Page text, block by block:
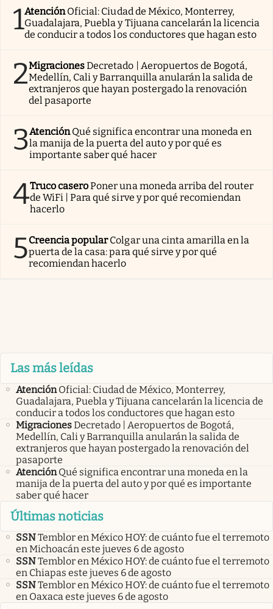
1AtenciónOficial: Ciudad de México, Monterrey,
Guadalajara, Puebla y Tijuana cancelarán la licencia
de conducir a todos los conductores que hagan esto
2MigracionesDecretado | Aeropuertos de Bogotá,
Medellín, Cali y Barranquilla anularán la salida de
extranjeros que hayan postergado la renovación
del pasaporte
3AtenciónQué significa encontrar una moneda en
la manija de la puerta del auto y por qué es
importante saber qué hacer
4Truco caseroPoner una moneda arriba del router
de WiFi | Para qué sirve y por qué recomiendan
hacerlo
5Creencia popularColgar una cinta amarilla en la
puerta de la casa: para qué sirve y por qué
recomiendan hacerlo
Las más leídas
Atención Oficial: Ciudad de México, Monterrey,
Guadalajara, Puebla y Tijuana cancelarán la licencia de
conducir a todos los conductores que hagan esto
MigracionesDecretado | Aeropuertos de Bogotá,
Medellín, Cali y Barranquilla anularán la salida de
extranjeros que hayan postergado la renovación del
pasaporte
Atención Qué significa encontrar una moneda en la
manija de la puerta del auto y por qué es importante
saber qué hacer
Últimas noticias
SSNTemblor en México HOY: de cuánto fue el terremoto
en Michoacán este jueves 6 de agosto
SSNTemblor en México HOY: de cuánto fue el terremoto
en Chiapas este jueves 6 de agosto
SSNTemblor en México HOY: de cuánto fue el terremoto
en Oaxaca este jueves 6 de agosto